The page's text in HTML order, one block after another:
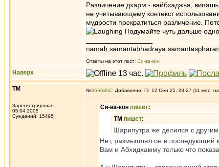
Различение дхарм - вайбхаджья,
не учитывающему контекст
мудрости прекратиться различение.
Подумайте чуть дальше
namaḥ samantabhadrāya
Ответы на этот пост: Си-ва-кон
Наверх
ТМ
Зарегистрирован:
05.04.2005
Суждений: 15495
№656636 Добавлено: Пт 12 Сен 25, 23:27 (11 мес.
Си-ва-кон пишет:
ТМ пишет:
Шарипутра же делился с
Нет, размышлял он в последующий
Вам и Абхидхамму только что